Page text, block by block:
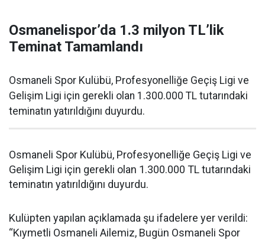
Osmanelispor’da 1.3 milyon TL’lik
Teminat Tamamlandı
Osmaneli Spor Kulübü, Profesyonelliğe Geçiş Ligi ve
Gelişim Ligi için gerekli olan 1.300.000 TL tutarındaki
teminatın yatırıldığını duyurdu.
Osmaneli Spor Kulübü, Profesyonelliğe Geçiş Ligi ve
Gelişim Ligi için gerekli olan 1.300.000 TL tutarındaki
teminatın yatırıldığını duyurdu.
Kulüpten yapılan açıklamada şu ifadelere yer verildi:
“Kıymetli Osmaneli Ailemiz, Bugün Osmaneli Spor